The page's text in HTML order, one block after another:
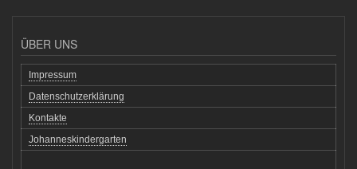
ÜBER UNS
Impressum
Datenschutzerklärung
Kontakte
Johanneskindergarten